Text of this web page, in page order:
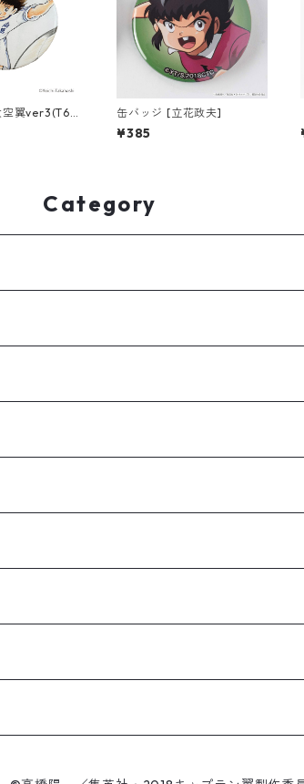
翼ver3(T686
缶バッジ [立花政夫]
¥385
Category